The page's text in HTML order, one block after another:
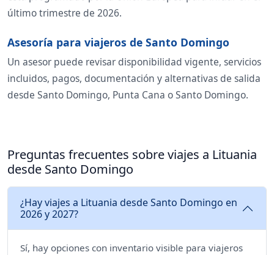
último trimestre de 2026.
Asesoría para viajeros de Santo Domingo
Un asesor puede revisar disponibilidad vigente, servicios
incluidos, pagos, documentación y alternativas de salida
desde Santo Domingo, Punta Cana o Santo Domingo.
Preguntas frecuentes sobre viajes a Lituania
desde Santo Domingo
¿Hay viajes a Lituania desde Santo Domingo en
2026 y 2027?
Sí, hay opciones con inventario visible para viajeros